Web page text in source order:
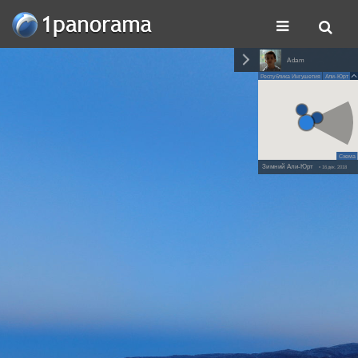
Adam
Республика Ингушетия Али-Юрт
Схема
Зимний Али-Юрт• 16 дек. 2018